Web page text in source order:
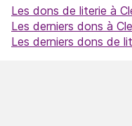
Les dons de literie à
Les derniers dons à
Les derniers dons de